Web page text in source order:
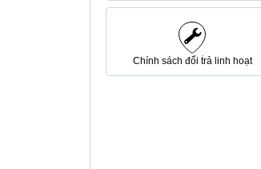
Chính sách đổi trả linh hoạt